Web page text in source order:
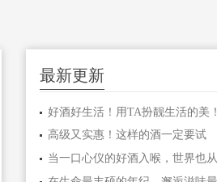
最新更新
好酒好生活！用TA扮靓生活的美！
高级又实惠！这样的酒一定要试